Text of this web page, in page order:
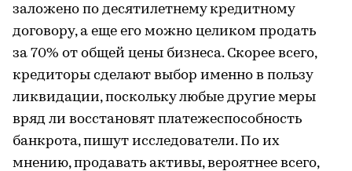
заложено по десятилетнему кредитному
договору, а еще его можно целиком продать
за 70% от общей цены бизнеса. Скорее всего,
кредиторы сделают выбор именно в пользу
ликвидации, поскольку любые другие меры
вряд ли восстановят платежеспособность
банкрота, пишут исследователи. По их
мнению, продавать активы, вероятнее всего,